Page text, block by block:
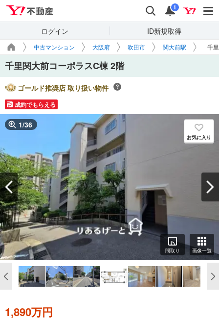
検索 通知
i
ログイン ID新規取得
中古マンション 大阪府 吹田市 関大前駅 千
千里関大前コーポラスC棟 2階
ゴールド推奨店 取り扱い物件
成約でもらえる
1/36
お気に入り
間取り 画像一覧
1,890万円